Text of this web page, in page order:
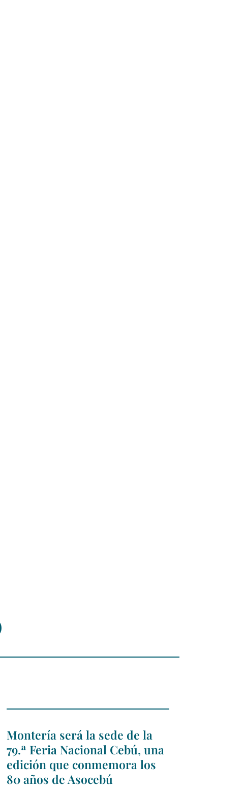
Montería será la sede de la
79.ª Feria Nacional Cebú, una
edición que conmemora los
80 años de Asocebú